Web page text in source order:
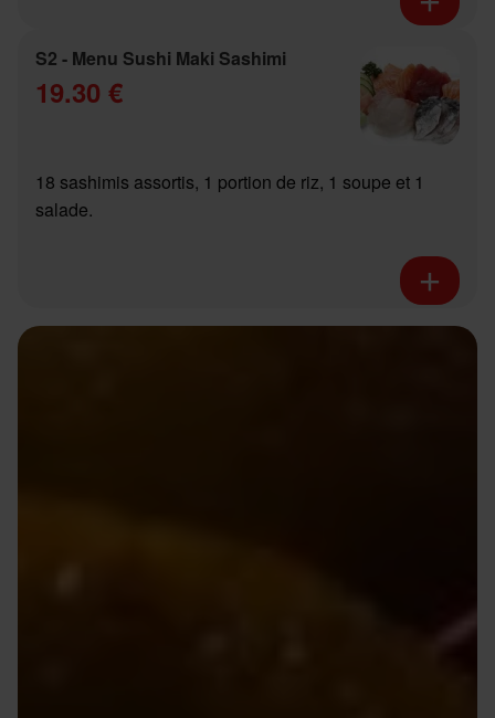
S2 - Menu Sushi Maki Sashimi
19.30 €
18 sashimis assortis, 1 portion de riz, 1 soupe et 1
salade.